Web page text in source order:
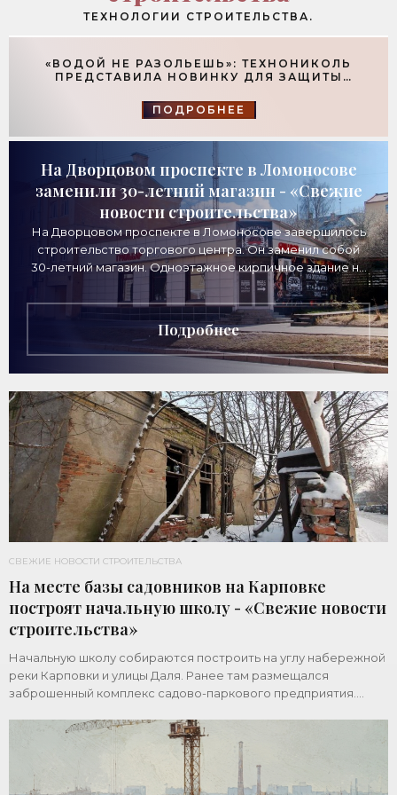
ТЕХНОЛОГИИ СТРОИТЕЛЬСТВА.
«ВОДОЙ НЕ РАЗОЛЬЕШЬ»: ТЕХНОНИКОЛЬ
ПРЕДСТАВИЛА НОВИНКУ ДЛЯ ЗАЩИТЫ
СТРОИТЕЛЬСТВА»
ПОДРОБНЕЕ
На Дворцовом проспекте в Ломоносове
заменили 30-летний магазин - «Свежие
новости строительства»
На Дворцовом проспекте в Ломоносове завершилось
строительство торгового центра. Он заменил собой
30-летний магазин. Одноэтажное кирпичное здание на
Дворцовом проспекте, 16а, было построено
Подробнее
СВЕЖИЕ НОВОСТИ СТРОИТЕЛЬСТВА
На месте базы садовников на Карповке
построят начальную школу - «Свежие новости
строительства»
Начальную школу собираются построить на углу набережной
реки Карповки и улицы Даля. Ранее там размещался
заброшенный комплекс садово-паркового предприятия.